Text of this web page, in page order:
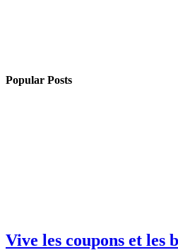
Popular Posts
Vive les coupons et les